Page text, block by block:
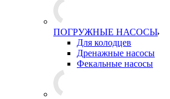
ПОГРУЖНЫЕ НАСОСЫ
Для колодцев
Дренажные насосы
Фекальные насосы